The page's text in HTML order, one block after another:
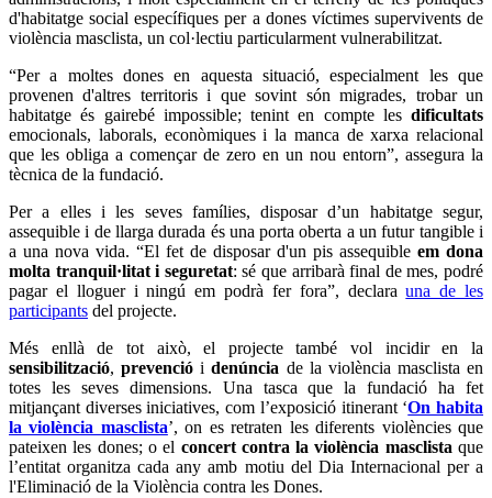
d'habitatge social específiques per a dones víctimes supervivents de
violència masclista, un col·lectiu particularment vulnerabilitzat.
“Per a moltes dones en aquesta situació, especialment les que
provenen d'altres territoris i que sovint són migrades, trobar un
habitatge és gairebé impossible; tenint en compte les dificultats
emocionals, laborals, econòmiques i la manca de xarxa relacional
que les obliga a començar de zero en un nou entorn”, assegura la
tècnica de la fundació.
Per a elles i les seves famílies, disposar d’un habitatge segur,
assequible i de llarga durada és una porta oberta a un futur tangible i
a una nova vida. “El fet de disposar d'un pis assequible em dona
molta tranquil·litat i seguretat: sé que arribarà final de mes, podré
pagar el lloguer i ningú em podrà fer fora”, declarauna de les
participants del projecte.
Més enllà de tot això, el projecte també vol incidir en la
sensibilització,prevenció idenúncia de la violència masclista en
totes les seves dimensions. Una tasca que la fundació ha fet
mitjançant diverses iniciatives, com l’exposició itinerant ‘On habita
la violència masclista’, on es retraten les diferents violències que
pateixen les dones; o el concert contra la violència masclista que
l’entitat organitza cada any amb motiu del Dia Internacional per a
l'Eliminació de la Violència contra les Dones.